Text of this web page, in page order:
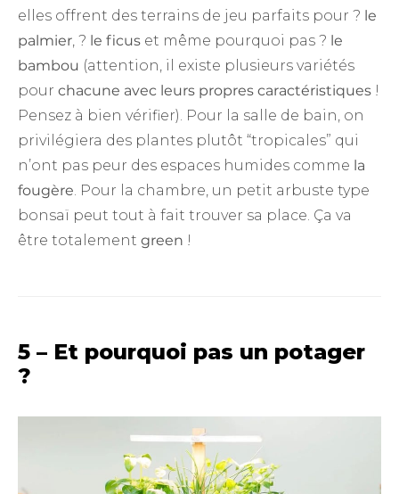
elles offrent des terrains de jeu parfaits pour ? le
palmier, ? le ficus et même pourquoi pas ? le
bambou (attention, il existe plusieurs variétés
pour chacune avec leurs propres caractéristiques !
Pensez à bien vérifier). Pour la salle de bain, on
privilégiera des plantes plutôt “tropicales” qui
n’ont pas peur des espaces humides comme la
fougère. Pour la chambre, un petit arbuste type
bonsaï peut tout à fait trouver sa place. Ça va
être totalement green !
5 – Et pourquoi pas un potager
?